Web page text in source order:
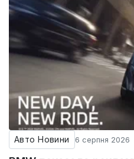
Авто Новини 6 серпня 2026